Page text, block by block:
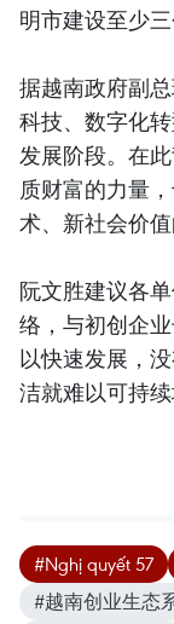
明市建设至少
据越南政府副
科技、数字化
发展阶段。在
质财富的力量
术、新社会价值
阮文胜建议各
络，与初创企
以快速发展，
洁就难以可持续
#Nghị quyết 57
#越南创业生态